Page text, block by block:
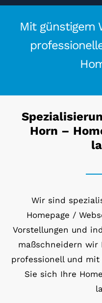
Mit günstigem
Horn –
Wir sind
Homepage /
Vorstellungen und
maßschneidern wir
professionell und
Sie sich Ihre